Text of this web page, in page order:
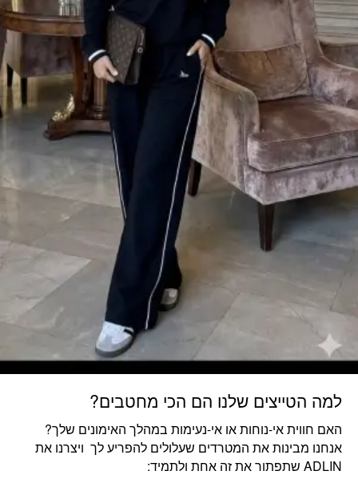
למה הטייצים שלנו הם הכי מחטבים?
האם חווית אי-נוחות או אי-נעימות במהלך האימונים שלך?
אנחנו מבינות את המטרדים שעלולים להפריע לך ויצרנו את
ADLIN שתפתור את זה אחת ולתמיד: